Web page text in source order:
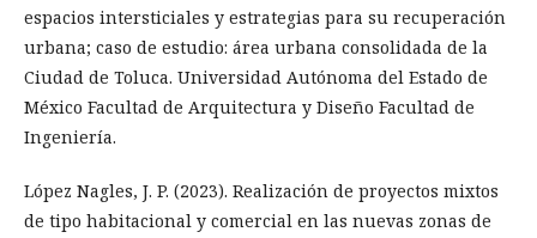
espacios intersticiales y estrategias para su recuperación
urbana; caso de estudio: área urbana consolidada de la
Ciudad de Toluca. Universidad Autónoma del Estado de
México Facultad de Arquitectura y Diseño Facultad de
Ingeniería.
López Nagles, J. P. (2023). Realización de proyectos mixtos
de tipo habitacional y comercial en las nuevas zonas de